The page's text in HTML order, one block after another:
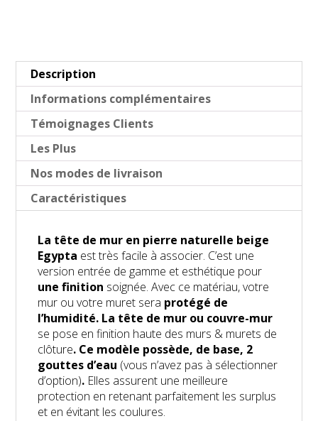
Naturelle
Egypta
Description
Informations complémentaires
Témoignages Clients
Les Plus
Nos modes de livraison
Caractéristiques
La tête de mur en pierre naturelle beige
Egypta est très facile à associer. C’est une
version entrée de gamme et esthétique pour
une finition soignée. Avec ce matériau, votre
mur ou votre muret sera protégé de
l’humidité. La tête de mur ou couvre-mur
se pose en finition haute des murs & murets de
clôture. Ce modèle possède, de base, 2
gouttes d’eau (vous n’avez pas à sélectionner
d’option). Elles assurent une meilleure
protection en retenant parfaitement les surplus
et en évitant les coulures.